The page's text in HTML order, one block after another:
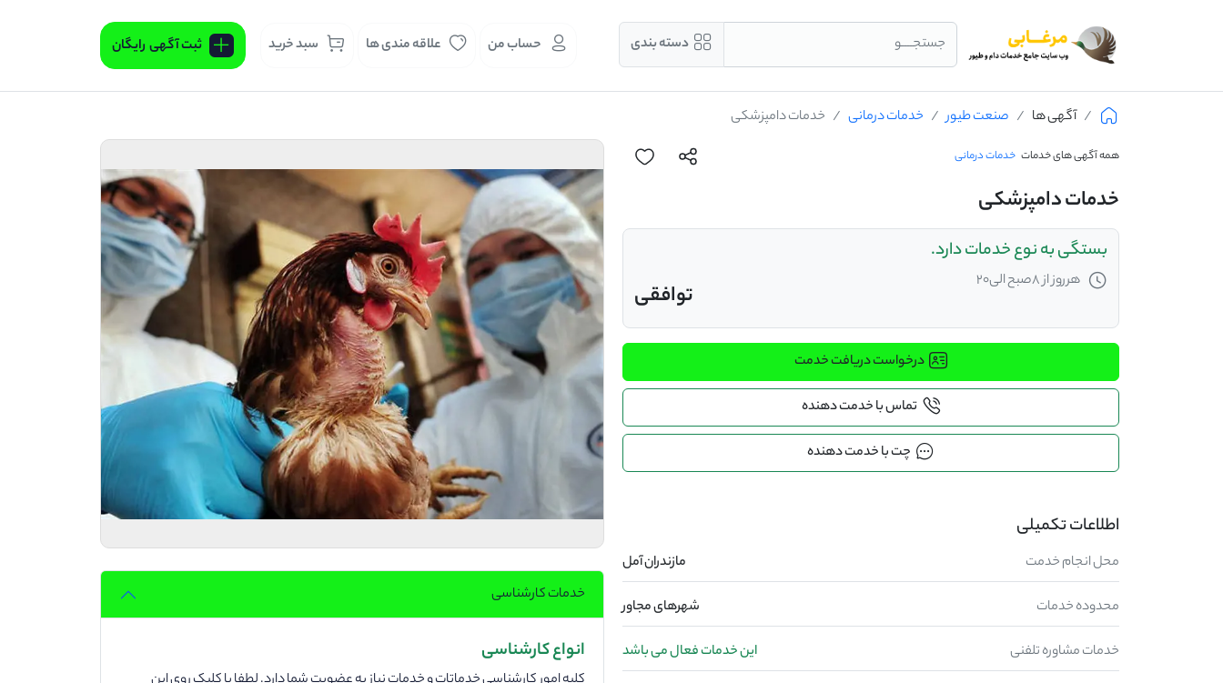
جستجــــو دسته بندی حساب من علاقه مندی ها سبد خرید ثبت آگهی رایگان
آگهی ها صنعت طیور خدمات درمانی خدمات دامپزشکی
همه آگهی های خدمات خدمات درمانی
خدمات دامپزشکی
بستگی به نوع خدمات دارد.
هرروز از 8صبح الی20 توافقی
درخواست دریافت خدمت
تماس با خدمت دهنده
چت با خدمت دهنده
اطلاعات تکمیلی
محل انجام خدمت مازندران آمل
محدوده خدمات شهرهای مجاور
خدمات مشاوره تلفنی این خدمات فعال می باشد
خدمات کارشناسی
انواع کارشناسی